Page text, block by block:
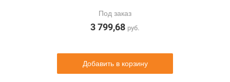
Под заказ
3 799,68 руб.
Добавить в корзину